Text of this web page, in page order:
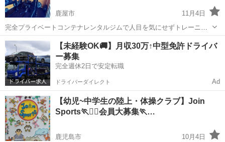
鹿屋市
11月4日
完全プライベートコンテナレンタルジムで人目を気にせずトレーニン
グしませんか？？ 月額制始めました( ¨̮ ) 月額 3000円 (1日1時間、完全
予約制、同伴1名まで) ビジター 90min 1000円 (完全予約...
鹿児島 鹿屋市 その他 ダンベル
【未経験OK🚚】月収30万↑中型免許ドライバ
ー募集
完全週休2日で安定転職
ドライバーダイレクト Ad
【幼児~中学生の陸上・体操クラブ】Join
Sports🏃🤸‍♀️会員大募集🏃…
鹿児島市
10月4日